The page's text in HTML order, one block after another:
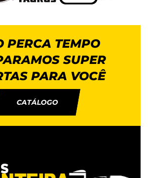
PERCA TEMPO
SUPER
PARA VOCÊ
CATÁLOGO